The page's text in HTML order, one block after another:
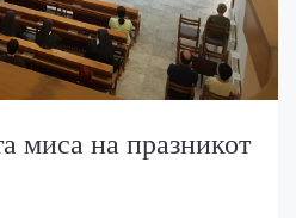
миса на празникот